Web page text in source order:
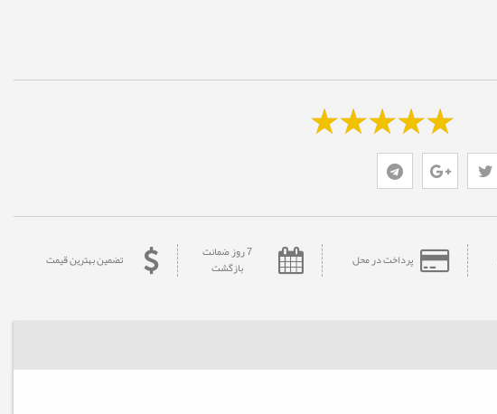
پرداخت در محل 7 روز ضمانت
بازگشت تضمین بهترین قیمت